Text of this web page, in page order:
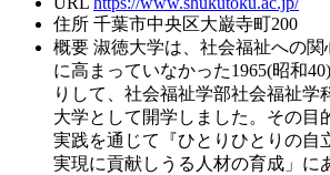
住所 千葉市中央区大巌寺町200
概要 淑徳大学は、社会福祉への
に高まっていなかった1965(昭和
りして、社会福祉学部社会福祉学
大学として開学しました。その目
実践を通じて『ひとりひとりの自
実現に貢献しうる人材の育成」に